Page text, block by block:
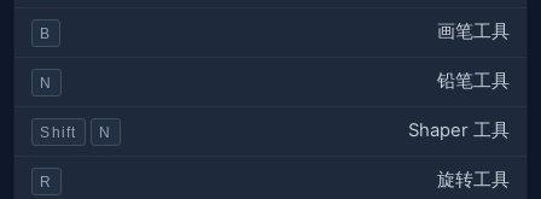
B 画笔工具
N 铅笔工具
Shift N Shaper 工具
R 旋转工具